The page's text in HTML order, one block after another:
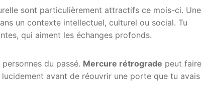
sont particulièrement attractifs ce mois-ci. Une
un contexte intellectuel, culturel ou social. Tu
qui aiment les échanges profonds.
du passé. Mercure rétrograde peut faire
avant de réouvrir une porte que tu avais